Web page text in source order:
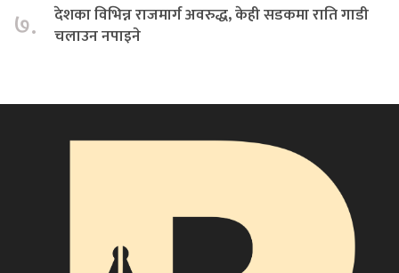
७.
देशका विभिन्न राजमार्ग अवरुद्ध, केही सडकमा राति गाडी
चलाउन नपाइने